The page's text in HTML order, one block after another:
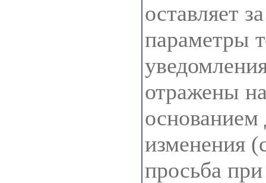
оставляет
параметры
отражены
основанием
изменения
просьба